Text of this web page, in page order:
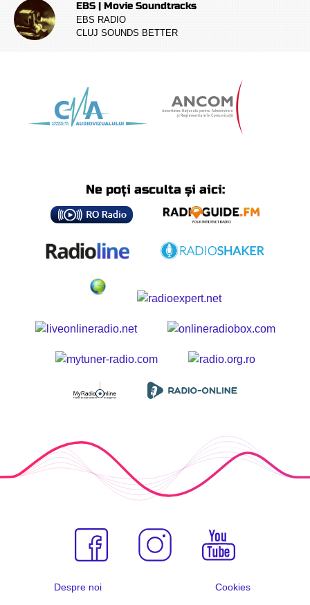
EBS | Movie Soundtracks
EBS RADIO
CLUJ SOUNDS BETTER
Ne poți asculta și aici:
Despre noi
Cookies